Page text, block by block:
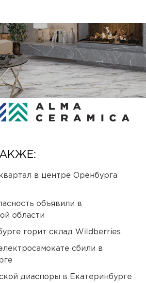
в центре Оренбурга
объявили в
области
горит склад Wildberries
сбили в
диаспоры в Екатеринбурге